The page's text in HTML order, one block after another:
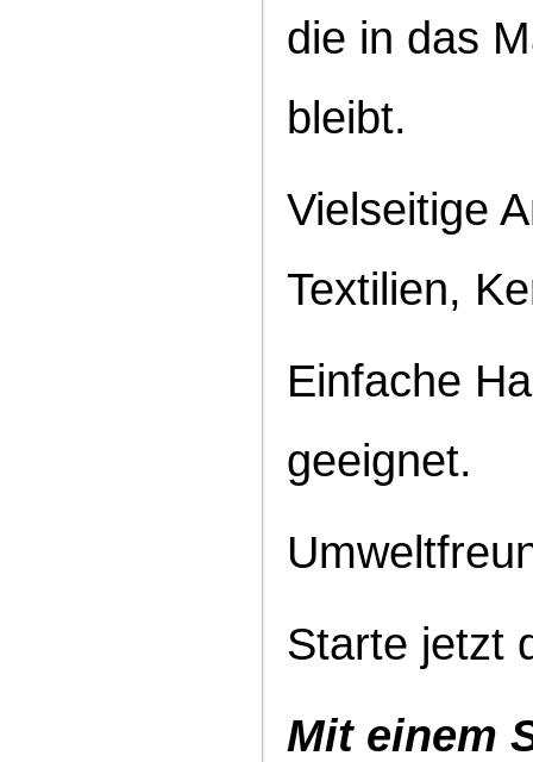
die in das
bleibt.
Vielseitige
Textilien,
Einfache
geeignet.
Starte jetzt
Mit einem